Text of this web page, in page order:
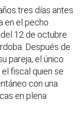
tres días antes
en el pecho
12 de octubre
Después de
pareja, el único
fiscal quien se
con una
en plena